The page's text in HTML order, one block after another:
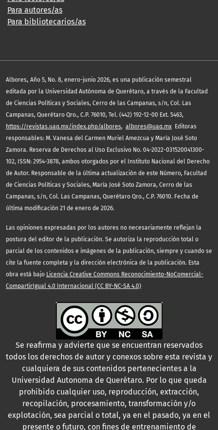
Para autores/as
Para bibliotecarios/as
Albores, Año 5, No. 8, enero-junio 2026, es una publicación semestral
editada por la Universidad Autónoma de Querétaro, a través de la Facultad
de Ciencias Políticas y Sociales, Cerro de las Campanas, s/n, Col. Las
Campanas, Querétaro Qro., C.P. 76010, Tel. (442) 192-12-00 Ext. 5463,
https://revistas.uaq.mx/index.php/albores, albores@uaq.mx Editoras
responsables: M. Vanesa del Carmen Muriel Amezcua y María José Soto
Zamora. Reserva de Derechos al Uso Exclusivo No. 04-2022-031520041300-
102, ISSN: 2954-3878, ambos otorgados por el Instituto Nacional del Derecho
de Autor. Responsable de la última actualización de este Número, Facultad
de Ciencias Políticas y Sociales, María José Soto Zamora, Cerro de las
Campanas, s/n, Col. Las Campanas, Querétaro Qro., C.P. 76010. Fecha de
última modificación 21 de enero de 2026.
Las opiniones expresadas por los autores no necesariamente reflejan la
postura del editor de la publicación. Se autoriza la reproducción total o
parcial de los contenidos e imágenes de la publicación, siempre y cuando se
cite la fuente completa y la dirección electrónica de la publicación. Esta
obra está bajo Licencia Creative Commons Reconocimiento-NoComercial-
CompartirIgual 4.0 Internacional (CC BY-NC-SA 4.0)
Se reafirma y advierte que se encuentran reservados
todos los derechos de autor y conexos sobre esta revista y
cualquiera de sus contenidos pertenecientes a la
Universidad Autonoma de Querétaro. Por lo que queda
prohibido cualquier uso, reproducción, extracción,
recopilación, procesamiento, transformación y/o
explotación, sea parcial o total, ya en el pasado, ya en el
presente o futuro, con fines de entrenamiento de